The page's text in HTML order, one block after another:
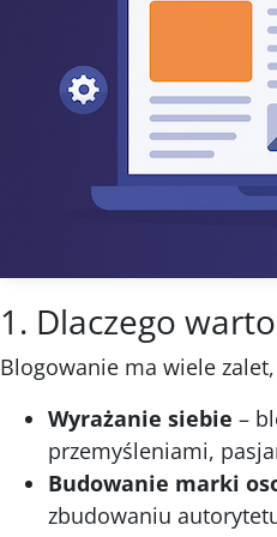
1. Dlaczego
Blogowanie ma wiele
Wyrażanie siebie –
przemyśleniami,
Budowanie marki
zbudowaniu